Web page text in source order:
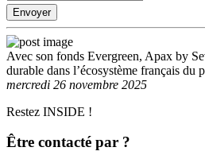
Envoyer
Avec son fonds Evergreen, Apax by
durable dans l’écosystème français du
mercredi 26 novembre 2025
Restez INSIDE !
Être contacté par ?